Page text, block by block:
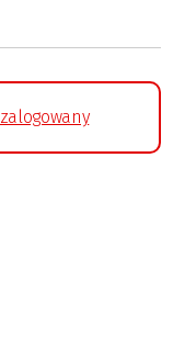
zalogowany